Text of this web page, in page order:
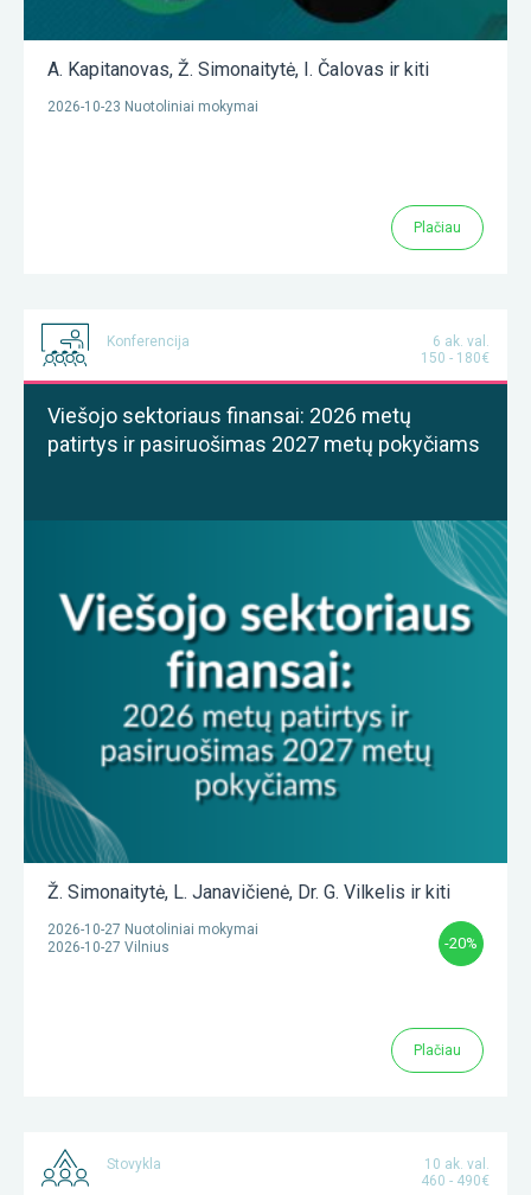
A. Kapitanovas, Ž. Simonaitytė, I. Čalovas ir kiti
2026-10-23 Nuotoliniai mokymai
Plačiau
Konferencija
6 ak. val.
150 - 180€
Viešojo sektoriaus finansai: 2026 metų
patirtys ir pasiruošimas 2027 metų pokyčiams
Ž. Simonaitytė, L. Janavičienė, Dr. G. Vilkelis ir kiti
2026-10-27 Nuotoliniai mokymai
2026-10-27 Vilnius
-20%
Plačiau
Stovykla
10 ak. val.
460 - 490€